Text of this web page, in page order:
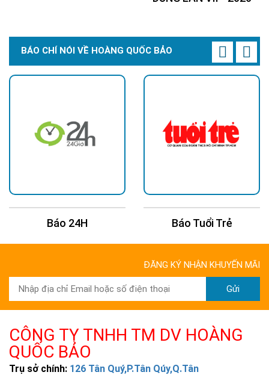
BÁO CHÍ NÓI VỀ HOÀNG QUỐC BẢO
Báo 24H Báo Tuổi Trẻ
ĐĂNG KÝ NHẬN KHUYẾN MÃI
Gửi
CÔNG TY TNHH TM DV HOÀNG
QUỐC BẢO
Trụ sở chính: 126 Tân Quý,P.Tân Qúy,Q.Tân